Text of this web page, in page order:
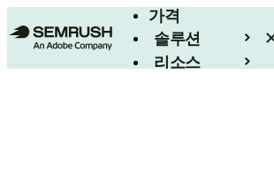
가격
솔루션
리소스